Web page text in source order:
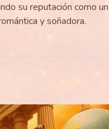
su reputación como
y soñadora.